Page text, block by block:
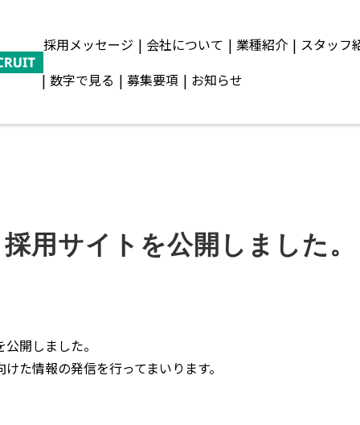
採用メッセージ 会社について 業種紹介 スタッフ
数字で見る
募集要項 お知らせ
採用サイトを公開しました。
開しました。
た情報の発信を行ってまいります。